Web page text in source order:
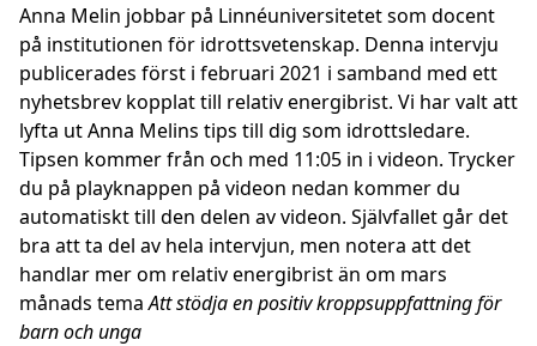
Anna Melin jobbar på Linnéuniversitetet som docent
på institutionen för idrottsvetenskap. Denna intervju
publicerades först i februari 2021 i samband med ett
nyhetsbrev kopplat till relativ energibrist. Vi har valt att
lyfta ut Anna Melins tips till dig som idrottsledare.
Tipsen kommer från och med 11:05 in i videon. Trycker
du på playknappen på videon nedan kommer du
automatiskt till den delen av videon. Självfallet går det
bra att ta del av hela intervjun, men notera att det
handlar mer om relativ energibrist än om mars
månads temaAtt stödja en positiv kroppsuppfattning för
barn och unga